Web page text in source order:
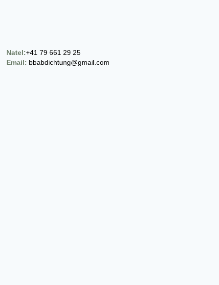
Natel:+41 79 661 29 25
Email: bbabdichtung@gmail.com